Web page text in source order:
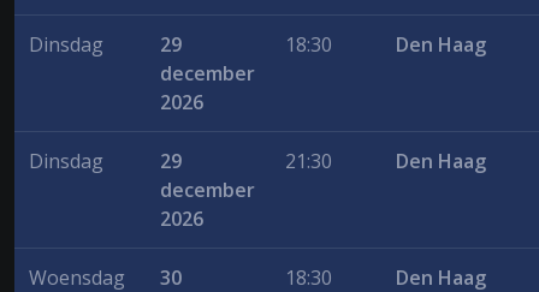
Dinsdag
29
december
2026
18:30 Den Haag
Dinsdag
29
december
2026
21:30 Den Haag
Woensdag
30
18:30 Den Haag